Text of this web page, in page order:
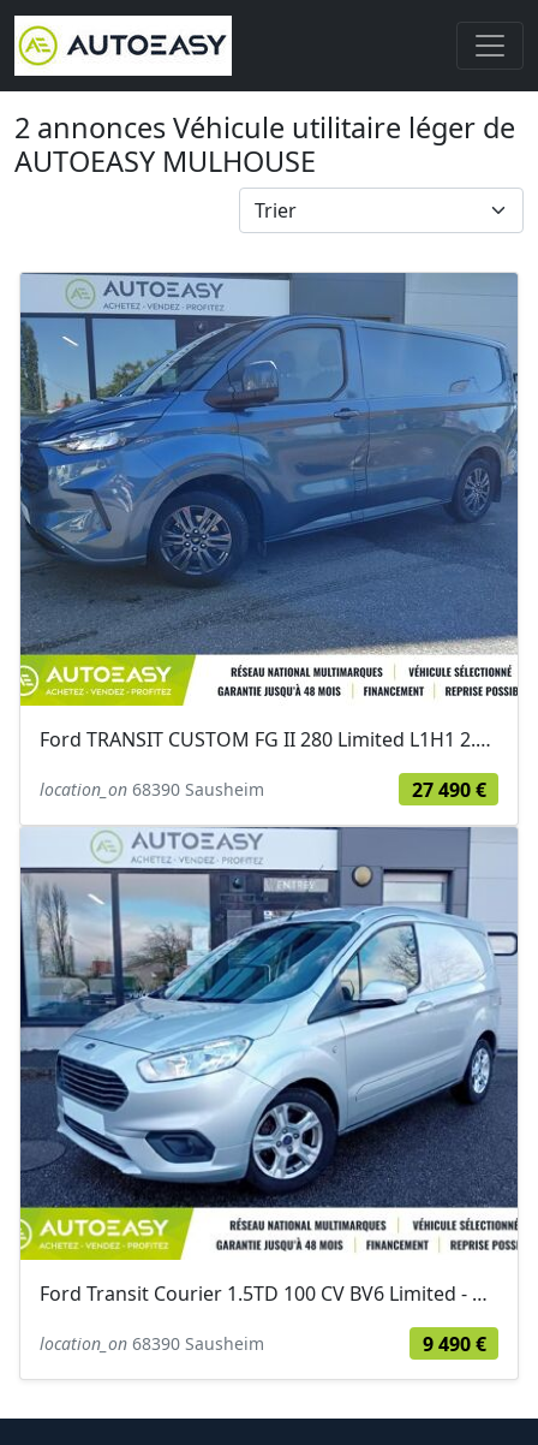
2 annonces Véhicule utilitaire léger de
AUTOEASY MULHOUSE
Ford TRANSIT CUSTOM FG II 280 Limited L1H1 2.0 EcoBlue 136 cv - Suivi Ford...
location_on 68390 Sausheim 27 490 €
Ford Transit Courier 1.5TD 100 CV BV6 Limited - GPS - Radars arrière - 9490...
location_on 68390 Sausheim 9 490 €